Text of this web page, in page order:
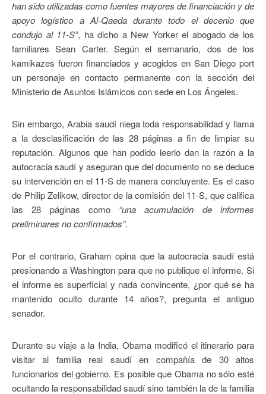
han sido utilizadas como fuentes mayores de financiación y de
apoyo logístico a Al-Qaeda durante todo el decenio que
condujo al 11-S”, ha dicho a New Yorker el abogado de los
familiares Sean Carter. Según el semanario, dos de los
kamikazes fueron financiados y acogidos en San Diego port
un personaje en contacto permanente con la sección del
Ministerio de Asuntos Islámicos con sede en Los Ángeles.
Sin embargo, Arabia saudí niega toda responsabilidad y llama
a la desclasificación de las 28 páginas a fin de limpiar su
reputación. Algunos que han podido leerlo dan la razón a la
autocracia saudí y aseguran que del documento no se deduce
su intervención en el 11-S de manera concluyente. Es el caso
de Philip Zelikow, director de la comisión del 11-S, que califica
las 28 páginas como “una acumulación de informes
preliminares no confirmados”.
Por el contrario, Graham opina que la autocracia saudí está
presionando a Washington para que no publique el informe. Si
el informe es superficial y nada convincente, ¿por qué se ha
mantenido oculto durante 14 años?, pregunta el antiguo
senador.
Durante su viaje a la India, Obama modificó el itinerario para
visitar al familia real saudí en compañía de 30 altos
funcionarios del gobierno. Es posible que Obama no sólo esté
ocultando la responsabilidad saudí sino también la de la familia